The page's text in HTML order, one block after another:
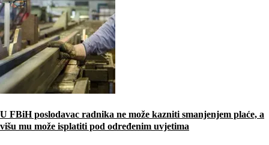
U FBiH poslodavac radnika ne može kazniti smanjenjem plaće, a
višu mu može isplatiti pod određenim uvjetima